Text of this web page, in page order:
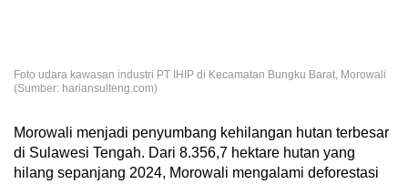
Foto udara kawasan industri PT IHIP di Kecamatan Bungku Barat, Morowali
(Sumber: hariansulteng.com)
Morowali menjadi penyumbang kehilangan hutan terbesar
di Sulawesi Tengah. Dari 8.356,7 hektare hutan yang
hilang sepanjang 2024, Morowali mengalami deforestasi